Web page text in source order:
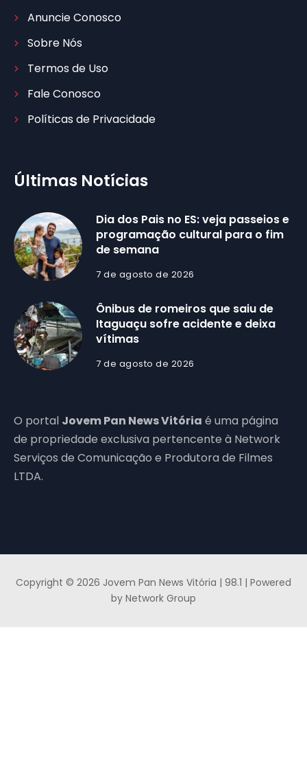
Anuncie Conosco
Sobre Nós
Termos de Uso
Fale Conosco
Políticas de Privacidade
Últimas Notícias
Dia dos Pais no ES: veja passeios e
programação cultural para o fim
de semana
7 de agosto de 2026
Ônibus de romeiros que saiu de
Itaguaçu sofre acidente e deixa
vítimas
7 de agosto de 2026
O portal Jovem Pan News Vitória é uma página
de propriedade exclusiva pertencente à Network
Serviços de Comunicação e Produtora de Filmes
LTDA.
Copyright © 2026 Jovem Pan News Vitória | 98.1 | Powered
by Network Group